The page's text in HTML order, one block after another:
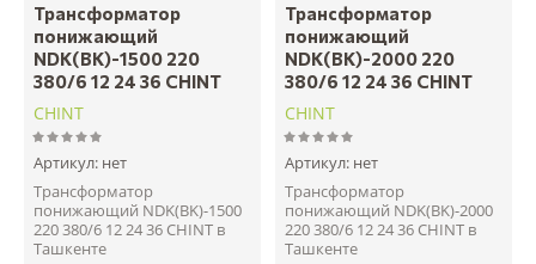
Трансформатор
понижающий
NDK(BK)-1500 220
380/6 12 24 36 CHINT
CHINT
Артикул: нет
Трансформатор
понижающий NDK(BK)-1500
220 380/6 12 24 36 CHINT в
Ташкенте
Трансформатор
понижающий
NDK(BK)-2000 220
380/6 12 24 36 CHINT
CHINT
Артикул: нет
Трансформатор
понижающий NDK(BK)-2000
220 380/6 12 24 36 CHINT в
Ташкенте